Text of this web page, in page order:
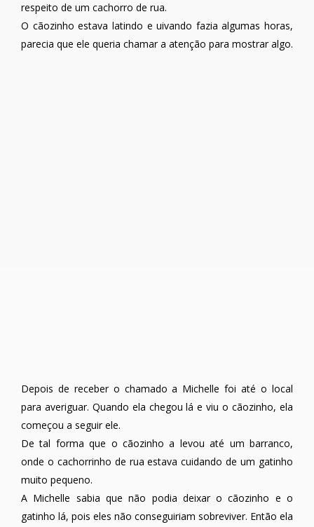
respeito de um cachorro de rua.
O cãozinho estava latindo e uivando fazia algumas horas,
parecia que ele queria chamar a atenção para mostrar algo.
Depois de receber o chamado a Michelle foi até o local
para averiguar. Quando ela chegou lá e viu o cãozinho, ela
começou a seguir ele.
De tal forma que o cãozinho a levou até um barranco,
onde o cachorrinho de rua estava cuidando de um gatinho
muito pequeno.
A Michelle sabia que não podia deixar o cãozinho e o
gatinho lá, pois eles não conseguiriam sobreviver. Então ela